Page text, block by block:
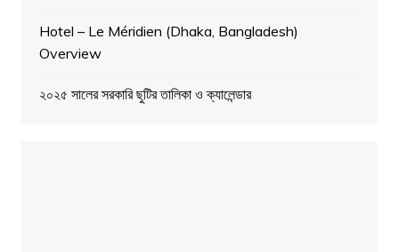
Hotel – Le Méridien (Dhaka, Bangladesh)
Overview
২০২৫ সালের সরকারি ছুটির তালিকা ও ক্যালেন্ডার